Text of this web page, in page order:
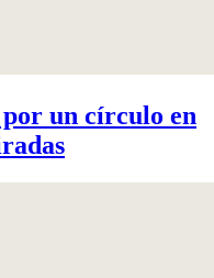
un círculo en